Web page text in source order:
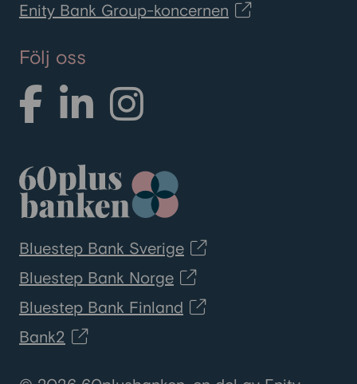
Enity Bank Group-koncernen
Följ oss
Bluestep Bank Sverige
Bluestep Bank Norge
Bluestep Bank Finland
Bank2